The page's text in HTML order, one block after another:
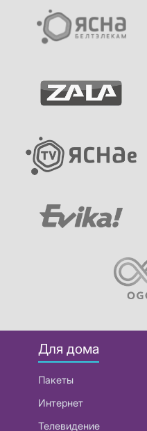
Для дома
Пакеты
Интернет
Телевидение